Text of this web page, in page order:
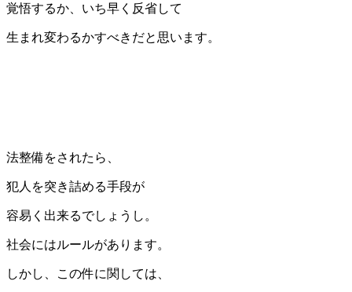
覚悟するか、いち早く反省して
生まれ変わるかすべきだと思います。
法整備をされたら、
犯人を突き詰める手段が
容易く出来るでしょうし。
社会にはルールがあります。
しかし、この件に関しては、